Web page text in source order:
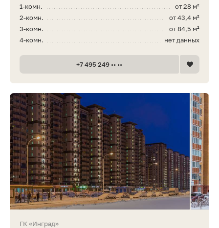
от 28 м²
1-комн.
от 43,4 м²
2-комн.
от 84,5 м²
3-комн.
нет данных
4-комн.
+7 495 249 •• ••
ГК «Инград»